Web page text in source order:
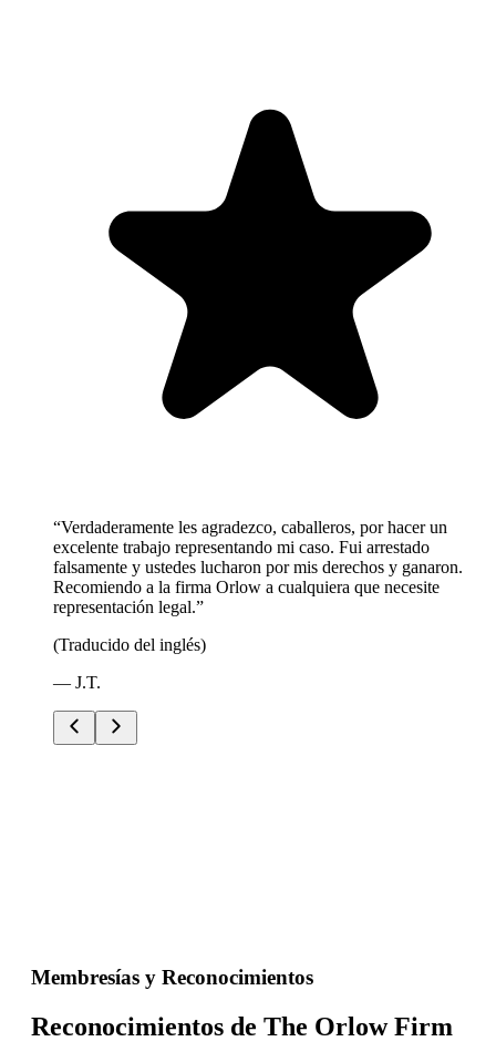
“Verdaderamente les agradezco, caballeros, por hacer un
excelente trabajo representando mi caso. Fui arrestado
falsamente y ustedes lucharon por mis derechos y ganaron.
Recomiendo a la firma Orlow a cualquiera que necesite
representación legal.”
(Traducido del inglés)
— J.T.
Membresías y Reconocimientos
Reconocimientos de The Orlow Firm